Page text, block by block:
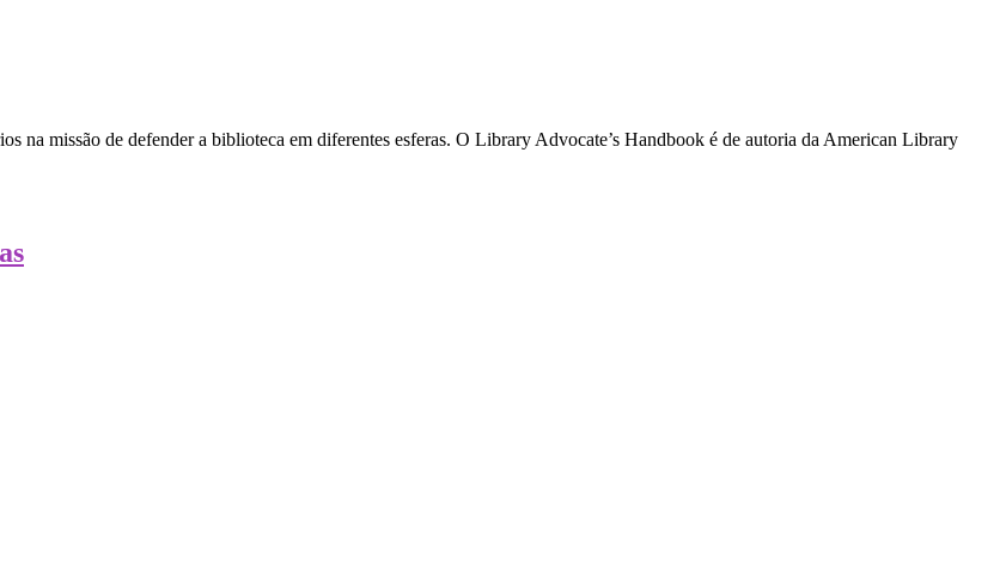
na missão de defender a biblioteca em diferentes esferas. O Library Advocate’s Handbook é de autoria da American Library